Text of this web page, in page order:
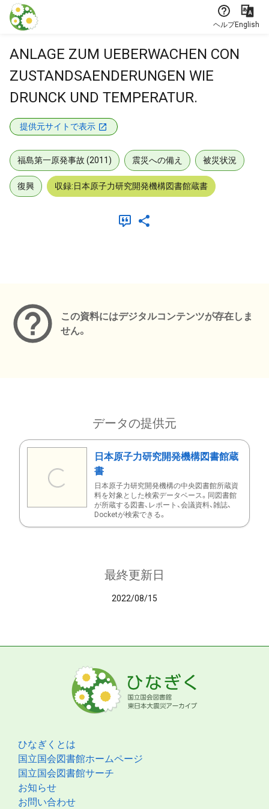
本文に飛ぶ
ヘルプEnglish
ANLAGE ZUM UEBERWACHEN CON
ZUSTANDSAENDERUNGEN WIE
DRUNCK UND TEMPERATUR.
提供元サイトで表示
福島第一原発事故 (2011) 震災への備え 被災状況
復興 収録:日本原子力研究開発機構図書館蔵書
この資料にはデジタルコンテンツが存在しま
せん。
データの提供元
日本原子力研究開発機構図書館蔵
書
日本原子力研究開発機構の中央図書館所蔵資
料を対象とした検索データベース。同図書館
が所蔵する図書、レポート、会議資料、雑誌、
Docketが検索できる。
最終更新日
2022/08/15
ひなぎくとは
国立国会図書館ホームページ
国立国会図書館サーチ
お知らせ
お問い合わせ